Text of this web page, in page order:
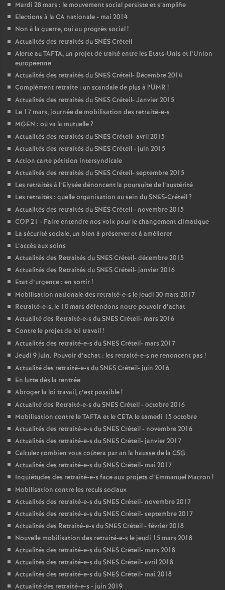
Mardi 28 mars : le mouvement social persiste et s’amplifie
Elections à la CA nationale - mai 2014
Non à la guerre, oui au progrès social!
Actualités des retraités duSNESCréteil
Alerte auTAFTA, un projet de traité entre les Etats-Unis et l’Union
européenne
Actualités des retraités duSNESCréteil- Décembre 2014
Complément retraite : un scandale de plus à l’UMR !
Actualités des retraités duSNESCréteil- Janvier 2015
Le 17 mars, journée de mobilisation des retraité-e-s
MGEN : où va la mutuelle?
Actualités des retraités duSNESCréteil- avril 2015
Actualités des retraités duSNESCréteil - juin 2015
Action carte pétition intersyndicale
Actualités des retraités duSNESCréteil- septembre 2015
Les retraités à l’Elysée dénoncent la poursuite de l’austérité
Les retraités : quelle organisation au sein duSNES-Créteil?
Actualités des retraités duSNESCréteil - novembre 2015
COP21 - Faire entendre nos voix pour le changement climatique
La sécurité sociale, un bien à préserver et à améliorer
L’accès aux soins
Actualités des Retraités duSNESCréteil- décembre 2015
Actualités des Retraités duSNESCréteil- janvier 2016
Etat d’urgence : en sortir!
Mobilisation nationale des retraité-e-s le jeudi 30 mars 2017
Retraité-e-s, le 10 mars défendons notre pouvoir d’achat
Actualité des Retraité-e-s duSNESCréteil- mars 2016
Contre le projet de loi travail!
Actualités des retraité-e-s duSNESCréteil- mars 2017
Jeudi 9 juin. Pouvoir d’achat : les retraité-e-s ne renoncent pas !
Actualité des retraité-e-s duSNESCréteil- juin 2016
En lutte dès la rentrée
Abroger la loi travail, c’est possible!
Actualité des Retraité-e-s duSNESCréteil - octobre 2016
Mobilisation contre leTAFTAet leCETA le samedi 15 octobre
Actualités des retraité-e-s duSNESCréteil - novembre 2016
Actualités des retraité-e-s duSNESCréteil- janvier 2017
Calculez combien vous coûtera par an la hausse de la CSG
Actualités des retraité-e-s duSNESCréteil- mai 2017
Inquiétudes des retraité-e-s face aux projets d’Emmanuel Macron !
Mobilisation contre les reculs sociaux
Actualités des retraité-e-s duSNESCréteil- novembre 2017
Actualités des retraité-e-s duSNESCréteil- septembre 2017
Actualités des Retraité-e-s duSNESCréteil - février 2018
Nouvelle mobilisation des retraité-e-s le jeudi 15 mars 2018
Actualités des retraité-e-s duSNESCréteil- mars 2018
Actualités des retraité-e-s duSNESCréteil- avril 2018
Actualités des retraité-e-s duSNESCréteil- mai 2018
Actualité des retraité-e-s - juin 2019